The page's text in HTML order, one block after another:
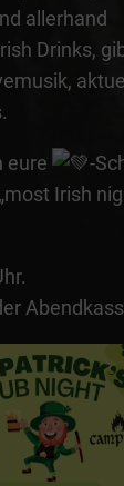
allerhand
Drinks,
eure
-
Irish